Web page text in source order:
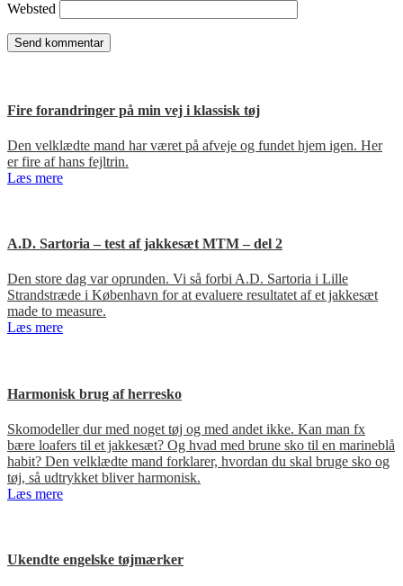
Websted
Fire forandringer på min vej i klassisk tøj
Den velklædte mand har været på afveje og fundet hjem igen. Her
er fire af hans fejltrin.
Læs mere
A.D. Sartoria – test af jakkesæt MTM – del 2
Den store dag var oprunden. Vi så forbi A.D. Sartoria i Lille
Strandstræde i København for at evaluere resultatet af et jakkesæt
made to measure.
Læs mere
Harmonisk brug af herresko
Skomodeller dur med noget tøj og med andet ikke. Kan man fx
bære loafers til et jakkesæt? Og hvad med brune sko til en marineblå
habit? Den velklædte mand forklarer, hvordan du skal bruge sko og
tøj, så udtrykket bliver harmonisk.
Læs mere
Ukendte engelske tøjmærker